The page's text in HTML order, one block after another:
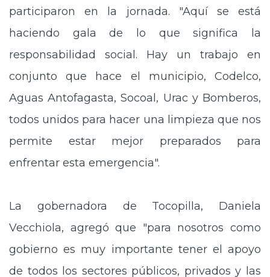
participaron en la jornada. "Aquí se está
haciendo gala de lo que significa la
responsabilidad social. Hay un trabajo en
conjunto que hace el municipio, Codelco,
Aguas Antofagasta, Socoal, Urac y Bomberos,
todos unidos para hacer una limpieza que nos
permite estar mejor preparados para
enfrentar esta emergencia".
La gobernadora de Tocopilla, Daniela
Vecchiola, agregó que "para nosotros como
gobierno es muy importante tener el apoyo
de todos los sectores públicos, privados y las